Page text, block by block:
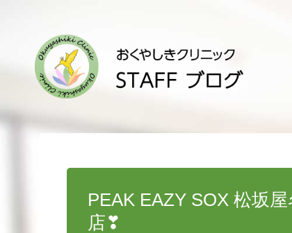
PEAK EAZY SOX 松坂
店❣